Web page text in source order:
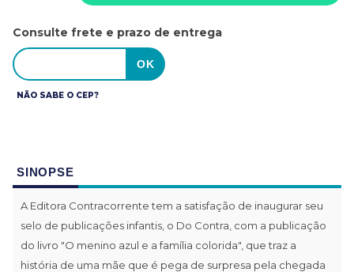
Consulte frete e prazo de entrega
NÃO SABE O CEP?
SINOPSE
A Editora Contracorrente tem a satisfação de inaugurar seu
selo de publicações infantis, o Do Contra, com a publicação
do livro "O menino azul e a família colorida", que traz a
história de uma mãe que é pega de surpresa pela chegada